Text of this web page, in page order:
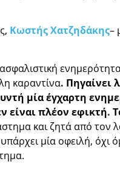
Κωστής Χατζηδάκης–
καραντίνα. Πηγαίνει
μία έγχαρτη
είναι πλέον εφικτή.
και ζητά από τον
μία οφειλή, όχι